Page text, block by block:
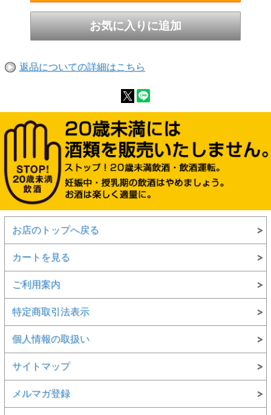
返品についての詳細はこちら
お店のトップへ戻る
カートを見る
ご利用案内
特定商取引法表示
個人情報の取扱い
サイトマップ
メルマガ登録